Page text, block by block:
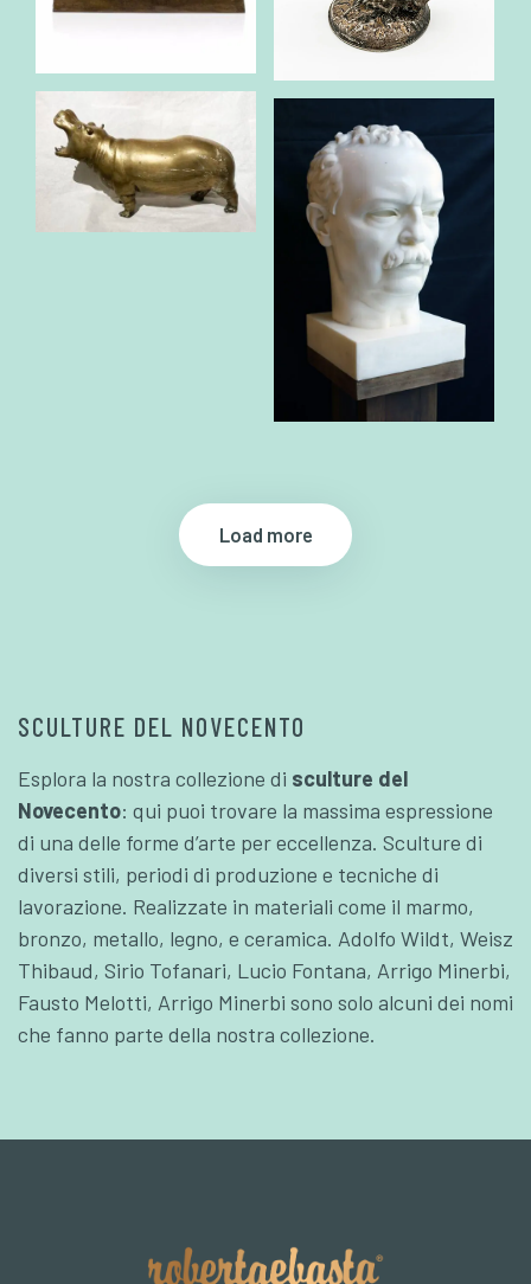
Load more
SCULTURE DEL NOVECENTO
Esplora la nostra collezione di sculture del
Novecento: qui puoi trovare la massima espressione
di una delle forme d’arte per eccellenza. Sculture di
diversi stili, periodi di produzione e tecniche di
lavorazione. Realizzate in materiali come il marmo,
bronzo, metallo, legno, e ceramica. Adolfo Wildt, Weisz
Thibaud, Sirio Tofanari, Lucio Fontana, Arrigo Minerbi,
Fausto Melotti, Arrigo Minerbi sono solo alcuni dei nomi
che fanno parte della nostra collezione.